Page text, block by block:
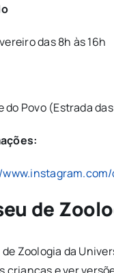
das 8h às 16h
do Povo (Estrada
de
Zoologia da